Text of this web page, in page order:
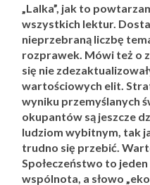
„Lalka”, jak to
wszystkich lektur.
nieprzebraną liczbę
rozprawek. Mówi też o
się nie
wartościowych elit.
wyniku przemyślanych
okupantów są jeszcze
ludziom wybitnym, tak
trudno się przebić.
Społeczeństwo to
wspólnota, a słowo